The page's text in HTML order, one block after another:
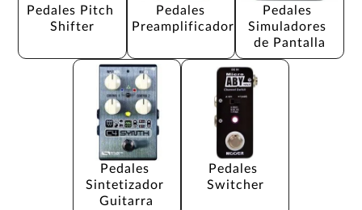
Pedales Pitch
Shifter
Pedales
Preamplificador
Pedales
Simuladores
de Pantalla
Pedales
Sintetizador
Guitarra
Pedales
Switcher